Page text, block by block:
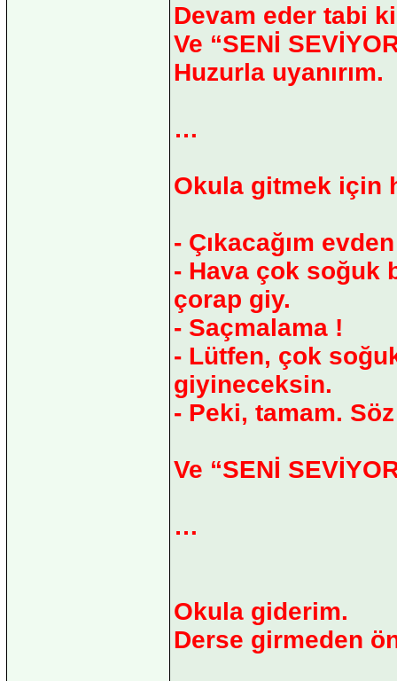
Devam eder tabi
Ve “SENİ
Huzurla uyanırım.
…
Okula gitmek için
- Çıkacağım
- Hava çok soğuk
çorap giy.
- Saçmalama !
- Lütfen, çok
giyineceksin.
- Peki, tamam.
Ve “SENİ
…
Okula giderim.
Derse girmeden